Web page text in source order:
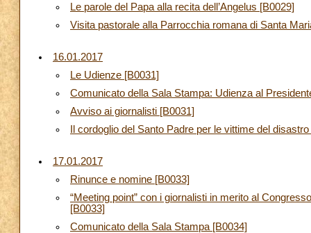
Le parole del Papa alla recita dell’Angelus [B0029]
Visita pastorale alla Parrocchia romana di Santa
16.01.2017
Le Udienze [B0031]
Comunicato della Sala Stampa: Udienza al
Avviso ai giornalisti [B0031]
Il cordoglio del Santo Padre per le vittime del
17.01.2017
Rinunce e nomine [B0033]
“Meeting point” con i giornalisti in merito al
[B0033]
Comunicato della Sala Stampa [B0034]